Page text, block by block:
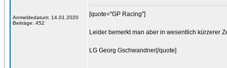
Anmeldedatum: 14.01.2020
Beiträge: 452
[quote="GP Racing"]
Leider bemerkt man aber in wesentlich kürzerer
LG Georg Gschwandner[/quote]